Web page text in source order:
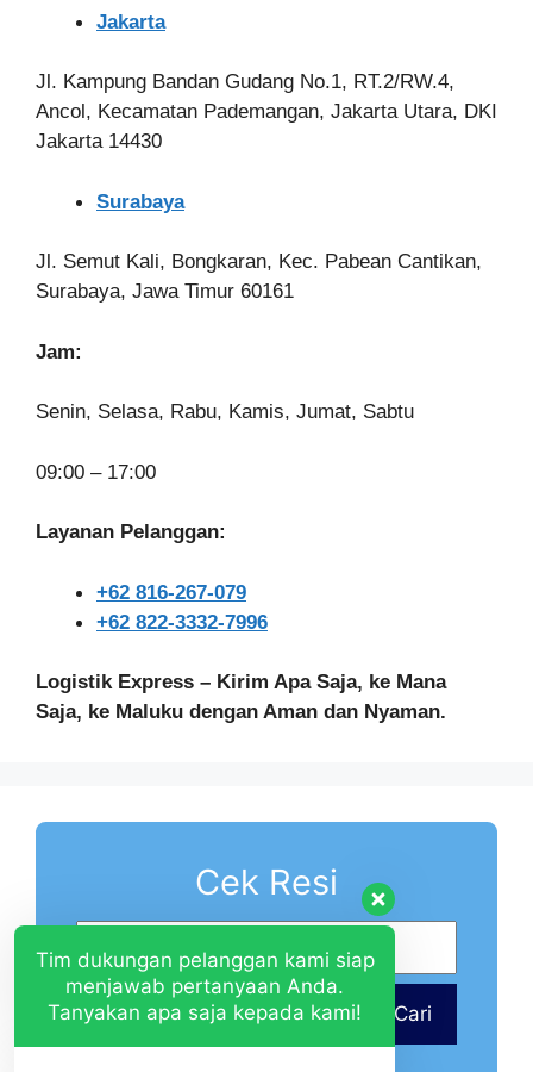
Jakarta
Jl. Kampung Bandan Gudang No.1, RT.2/RW.4,
Ancol, Kecamatan Pademangan, Jakarta Utara, DKI
Jakarta 14430
Surabaya
Jl. Semut Kali, Bongkaran, Kec. Pabean Cantikan,
Surabaya, Jawa Timur 60161
Jam:
Senin, Selasa, Rabu, Kamis, Jumat, Sabtu
09:00 – 17:00
Layanan Pelanggan:
+62 816-267-079
+62 822-3332-7996
Logistik Express – Kirim Apa Saja, ke Mana
Saja, ke Maluku dengan Aman dan Nyaman.
Cek Resi
Cari
Tim dukungan pelanggan kami siap
menjawab pertanyaan Anda.
Tanyakan apa saja kepada kami!